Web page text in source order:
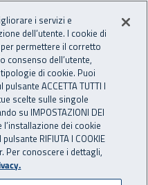
Nazionale
Apri cerca
i servizi e
dell’utente. I cookie di
permettere il corretto
consenso dell’utente,
di cookie. Puoi
ACCETTA TUTTI I
scelte sulle singole
su IMPOSTAZIONI DEI
l’installazione dei cookie
RIFIUTA I COOKIE
Per conoscere i dettagli,